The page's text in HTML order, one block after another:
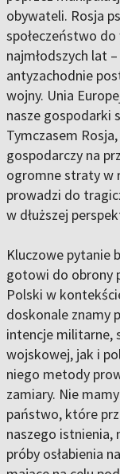
obywateli. Rosja
społeczeństwo
najmłodszych lat
antyzachodnie
wojny. Unia
nasze gospodarki
Tymczasem
gospodarczy na
ogromne straty w
prowadzi do
w dłuższej
Kluczowe pytanie
gotowi do obrony
Polski w
doskonale znamy
intencje militarne,
wojskowej, jak i
niego metody
zamiary. Nie
państwo, które
naszego istnienia,
próby osłabienia